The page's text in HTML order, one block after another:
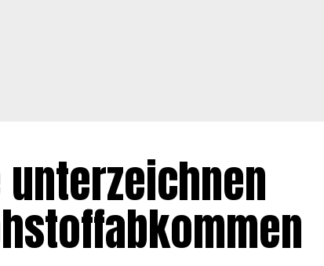
unterzeichnen